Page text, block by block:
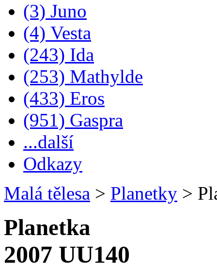
(3) Juno
(4) Vesta
(243) Ida
(253) Mathylde
(433) Eros
(951) Gaspra
...další
Odkazy
Malá tělesa > Planetky >
Planetka
2007 UU140